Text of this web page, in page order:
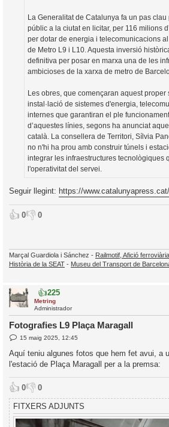
La Generalitat de Catalunya fa un pas
públic a la ciutat en licitar, per 116 milions
per dotar de energia i telecomunicacions
de Metro L9 i L10. Aquesta inversió
definitiva per posar en marxa una de les
ambicioses de la xarxa de metro de
Les obres, que començaran aquest
instal·lació de sistemes d'energia,
internes que garantiran el ple
d’aquestes línies, segons ha anunciat
català. La consellera de Territori, Sílvia
no n'hi ha prou amb construir túnels i
integrar les infraestructures tecnològiques
l'operativitat del servei.
Seguir llegint: https://
👍 0👎 0
Marçal Guardiola i Sánchez - Railmotif, Afició ferroviària
Història de la SEAT - Museu del Transport de
👍225
Metring
Administrador
Fotografies L9 Plaça Maragall
E
t
r
a
a
15 maig 2025, 12:45
Aquí teniu algunes fotos que hem fet avui, a
l'estació de Plaça Maragall per a la premsa:
👍 0👎 0
FITXERS ADJUNTS